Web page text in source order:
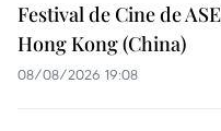
Festival de Cine de
Hong Kong (China)
08/08/2026 19:08